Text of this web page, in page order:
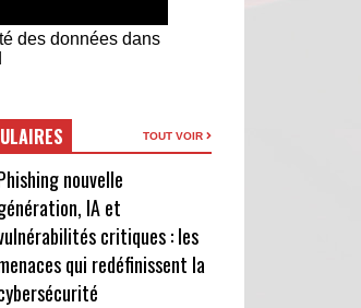
des données dans
TOUT VOIR
nouvelle
IA et
critiques : les
qui redéfinissent la